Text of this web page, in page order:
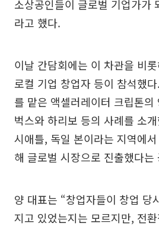
소상공인들이 글로벌 기업가가
라고 했다.
이날 간담회에는 이 차관을 비
로컬 기업 창업자 등이 참석했
를 맡은 액셀러레이터 크립톤
벅스와 하리보 등의 사례를 소
시애틀, 독일 본이라는 지역에
해 글로벌 시장으로 진출했다는
양 대표는 “창업자들이 창업 당
지고 있었는지는 모르지만, 전